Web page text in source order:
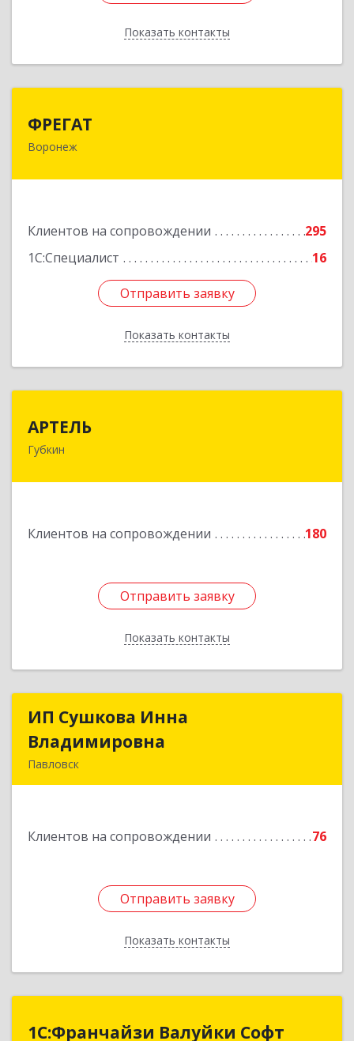
Показать контакты
Назад
ФРЕГАТ
Воронеж
Клиентов на сопровождении
295
1С:Специалист
16
Отправить заявку
Показать контакты
Отправить заявку
Назад
АРТЕЛЬ
Губкин
Клиентов на сопровождении 180
Отправить заявку
Показать контакты
309181, Белгородская обл, Губкинский р-н,
Отправить заявку
Назад
ИП Сушкова Инна
Владимировна
Павловск
Клиентов на сопровождении 76
Отправить заявку
Показать контакты
ИП Сушкова Инна
Подробнее
Отправить заявку
Назад
1С:Франчайзи Валуйки Софт
1С:Франчайзи Валуйки Софт